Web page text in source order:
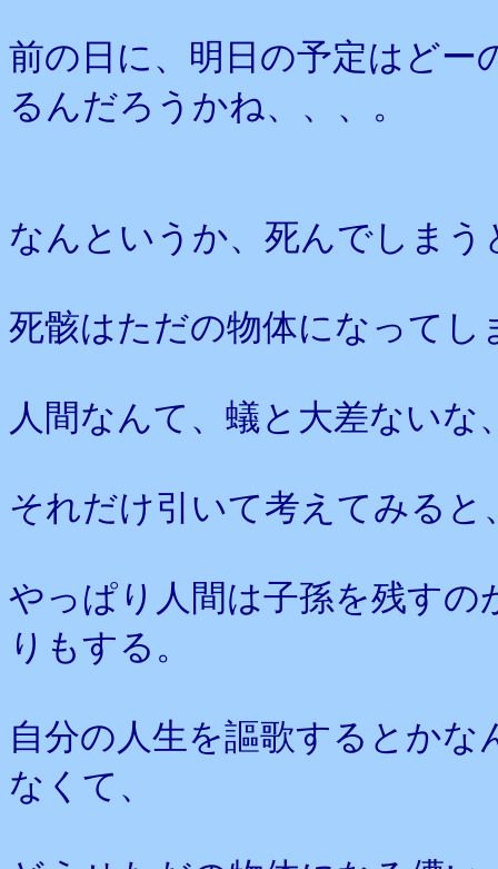
前の日に、明日の予定はど
るんだろうかね、、、。
なんというか、死んでしま
死骸はただの物体になってし
人間なんて、蟻と大差ないな
それだけ引いて考えてみると
やっぱり人間は子孫を残す
りもする。
自分の人生を謳歌するとか
なくて、